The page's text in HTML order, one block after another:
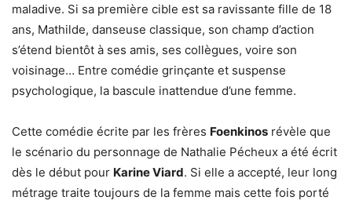
maladive. Si sa première cible est sa ravissante fille de 18
ans, Mathilde, danseuse classique, son champ d’action
s’étend bientôt à ses amis, ses collègues, voire son
voisinage… Entre comédie grinçante et suspense
psychologique, la bascule inattendue d’une femme.
Cette comédie écrite par les frères Foenkinos révèle que
le scénario du personnage de Nathalie Pécheux a été écrit
dès le début pour Karine Viard. Si elle a accepté, leur long
métrage traite toujours de la femme mais cette fois porté